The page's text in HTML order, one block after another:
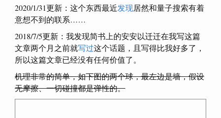
2020/1/31更新：这个东西最近发现居然和量子搜索有着
意想不到的联系……
2018/7/5更新：我发现简书上的安安以迁迁在我写这篇
文章两个月之前就写过这个话题，且写得比我好多了，
所以这篇文章已经没有任何价值了。
机理非常的简单，如下图的两个球，最左边是墙，假设
无摩擦、一切碰撞都是弹性的。